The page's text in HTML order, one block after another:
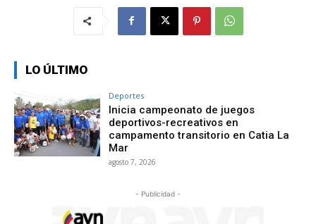
LO ÚLTIMO
Deportes
Inicia campeonato de juegos
deportivos-recreativos en
campamento transitorio en Catia La
Mar
agosto 7, 2026
- Publicidad -